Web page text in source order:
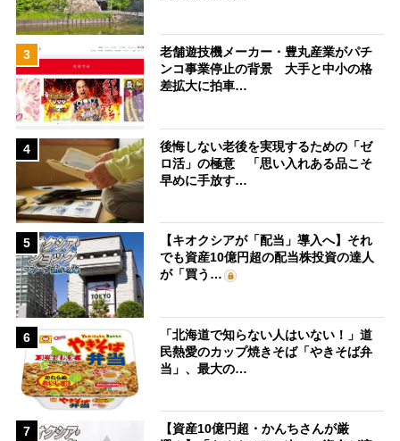
3
老舗遊技機メーカー・豊丸産業がパチ
ンコ事業停止の背景 大手と中小の格
差拡大に拍車…
4
後悔しない老後を実現するための「ゼ
ロ活」の極意 「思い入れある品こそ
早めに手放す…
5
【キオクシアが「配当」導入へ】それ
でも資産10億円超の配当株投資の達人
が「買う…
6
「北海道で知らない人はいない！」道
民熱愛のカップ焼きそば「やきそば弁
当」、最大の…
7
【資産10億円超・かんちさんが厳